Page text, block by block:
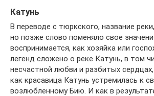
Катунь
В переводе с тюркского, название
но позже слово поменяло свое
воспринимается, как хозяйка или
легенд сложено о реке Катунь, в том
несчастной любви и разбитых
как красавица Катунь устремилась к
возлюбленному Бию. И как в